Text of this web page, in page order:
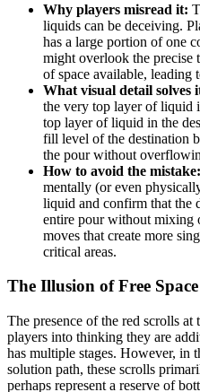
Why players misread it:
liquids can be deceiving.
has a large portion of one
might overlook the precise
of space available, leading
What visual detail solves
the very top layer of liquid
top layer of liquid in the
fill level of the destination
the pour without
How to avoid the mistake:
mentally (or even
liquid and confirm that the
entire pour without mixing
moves that create more
critical areas.
The Illusion of Free Space
The presence of the red scrolls
players into thinking they are
has multiple stages. However, in
solution path, these scrolls
perhaps represent a reserve of